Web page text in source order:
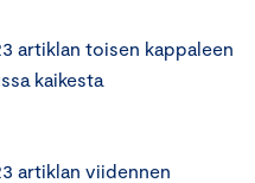
artiklan toisen kappaleen
kaikesta
artiklan viidennen